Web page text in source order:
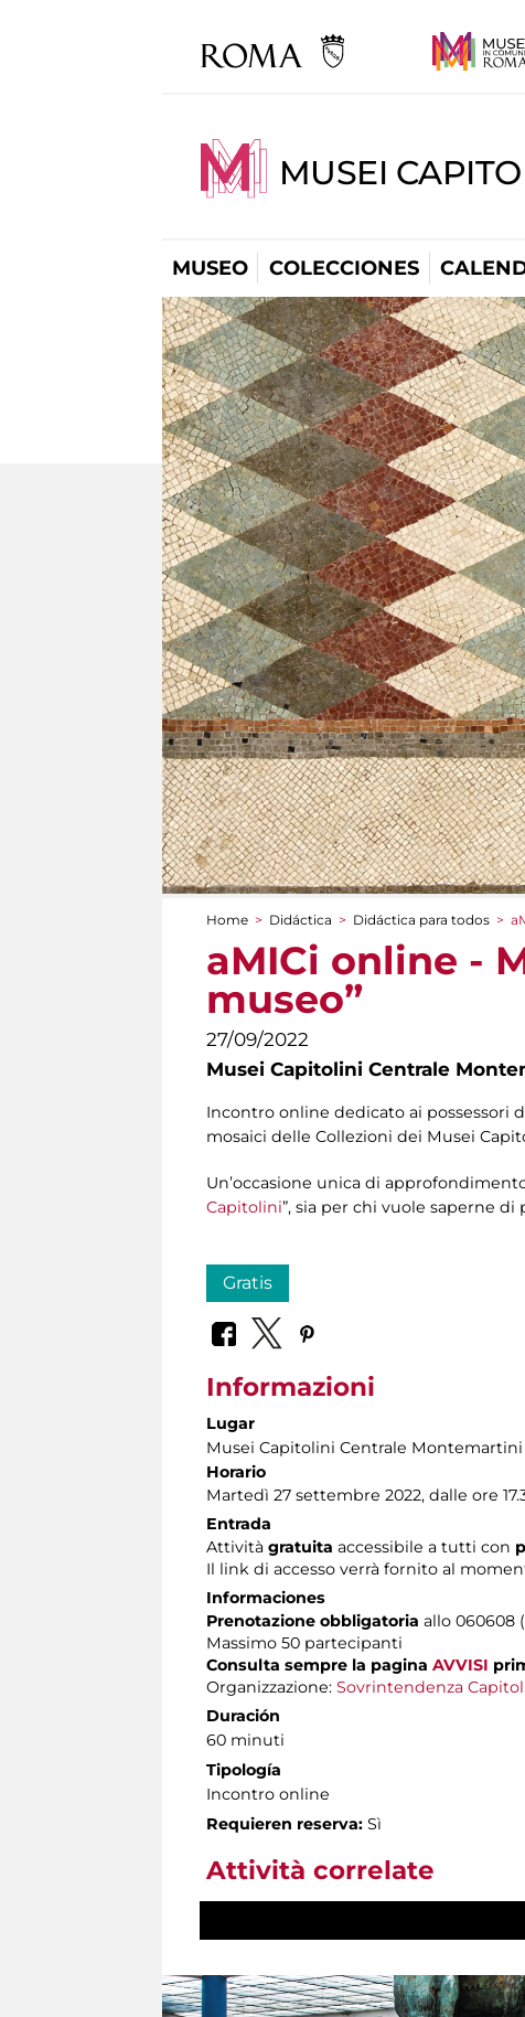
MUSEI
MUSEO COLECCIONES
You are here
Home > Didáctica > Didáctica para todos >
aMICi online -
museo”
27/09/2022
Musei Capitolini Centrale
Incontro online dedicato ai possessori
mosaici delle Collezioni dei Musei
Un’occasione unica di
Capitolini”, sia per chi vuole saperne
Gratis
Informazioni
Lugar
Musei Capitolini Centrale Montemartini
Horario
Martedì 27 settembre 2022, dalle ore
Entrada
Attività gratuita accessibile a tutti con
Il link di accesso verrà fornito al
Informaciones
Prenotazione obbligatoria allo 060608
Massimo 50 partecipanti
Consulta sempre la pagina AVVISI
Organizzazione: Sovrintendenza
Duración
60 minuti
Tipología
Incontro online
Requieren reserva: Sì
Attività correlate